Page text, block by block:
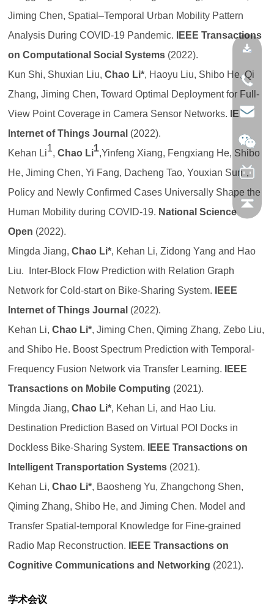
Jiming Chen, Spatial–Temporal Urban Mobility Pattern
Analysis During COVID-19 Pandemic.
IEEE Transactions
on Computational Social Systems (2022).
Kun Shi, Shuxian Liu,Chao Li*, Haoyu Liu, Shibo He, Qi
Zhang, Jiming Chen, Toward Optimal Deployment for Full-
View Point Coverage in Camera Sensor Networks.
IEEE
Internet of Things Journal (2022).
Kehan Li1,Chao Li1,Yinfeng Xiang, Fengxiang He, Shibo
He, Jiming Chen, Yi Fang, Dacheng Tao, Youxian Sun，
Policy and Newly Confirmed Cases Universally Shape the
Human Mobility during COVID-19. National Science
Open (2022).
Mingda Jiang,Chao Li*, Kehan Li, Zidong Yang and Hao
Liu. Inter-Block Flow Prediction with Relation Graph
Network for Cold-start on Bike-Sharing System.
IEEE
Internet of Things Journal (2022).
Kehan Li,Chao Li*, Jiming Chen, Qiming Zhang, Zebo Liu,
and Shibo He. Boost Spectrum Prediction with Temporal-
Frequency Fusion Network via Transfer Learning.
IEEE
Transactions on Mobile Computing (2021).
Mingda Jiang,Chao Li*, Kehan Li, and Hao Liu.
Destination Prediction Based on Virtual POI Docks in
Dockless Bike-Sharing System.
IEEE Transactions on
Intelligent Transportation Systems (2021).
Kehan Li,Chao Li*, Baosheng Yu, Zhangchong Shen,
Qiming Zhang, Shibo He, and Jiming Chen. Model and
Transfer Spatial-temporal Knowledge for Fine-grained
Radio Map Reconstruction.
IEEE Transactions on
Cognitive Communications and Networking (2021).
学术会议